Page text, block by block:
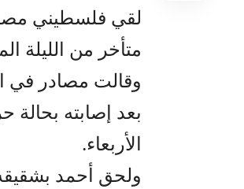
لقي فلسطيني
متأخر من الليلة
وقالت مصادر في
بعد إصابته
الأربعاء.
ولحق أحمد